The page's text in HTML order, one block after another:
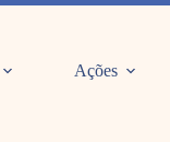
Ações